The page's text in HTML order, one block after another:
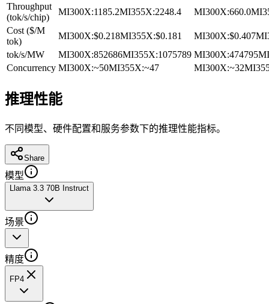
Throughput
(tok/s/chip)
MI300X:1185.2MI355X:2248.4 MI300X:660.0
Cost ($/M
tok)
MI300X:$0.218MI355X:$0.181 MI300X:$0.407
tok/s/MW
MI300X:852686MI355X:1075789 MI300X:474795
Concurrency MI300X:~50MI355X:~47 MI300X:~32
推理性能
不同模型、硬件配置和服务参数下的推理性能指标。
Share
模型
Llama 3.3 70B Instruct
场景
精度
FP4